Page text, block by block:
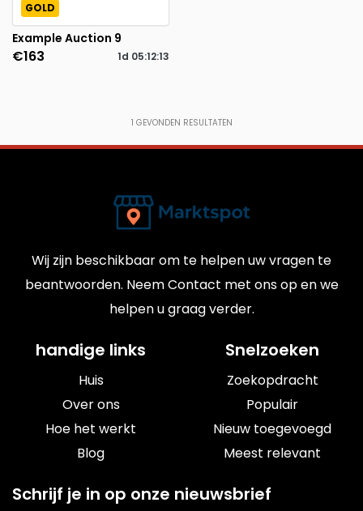
GOLD
Example Auction 9
€163 1d 05:12:12
1 GEVONDEN RESULTATEN
Wij zijn beschikbaar om te helpen uw vragen te
beantwoorden. Neem Contact met ons op en we
helpen u graag verder.
handige links
Huis
Over ons
Hoe het werkt
Blog
Snelzoeken
Zoekopdracht
Populair
Nieuw toegevoegd
Meest relevant
Schrijf je in op onze nieuwsbrief